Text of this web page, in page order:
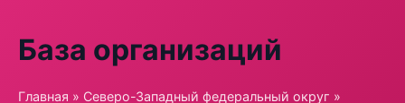
База организаций
Главная » Северо-Западный федеральный округ »